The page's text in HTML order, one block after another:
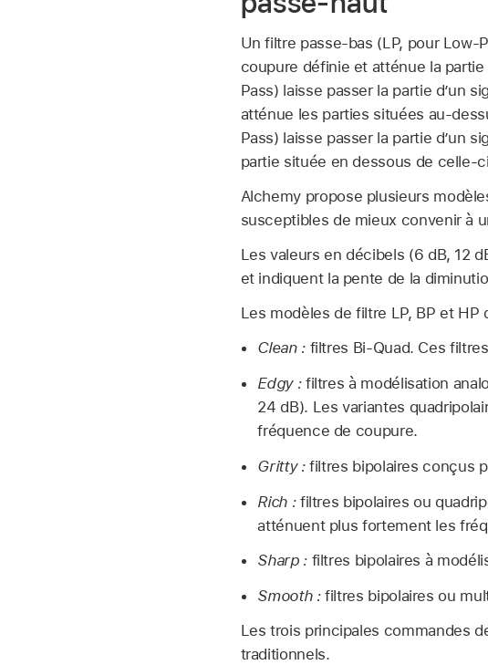
Un filtre passe-bas (LP, pour Low-
coupure définie et atténue la
Pass) laisse passer la partie d’un
atténue les parties situées au-
Pass) laisse passer la partie d’un
partie située en dessous de celle-
Alchemy propose plusieurs
susceptibles de mieux convenir à
Les valeurs en décibels (6 dB, 12
et indiquent la pente de la
Les modèles de filtre LP, BP et HP
Clean :filtres Bi-Quad. Ces
Edgy :filtres à modélisation
24 dB). Les variantes
fréquence de coupure.
Gritty :filtres bipolaires conçus
Rich :filtres bipolaires ou
atténuent plus fortement les
Sharp :filtres bipolaires à
Smooth :filtres bipolaires ou
Les trois principales commandes
traditionnels.